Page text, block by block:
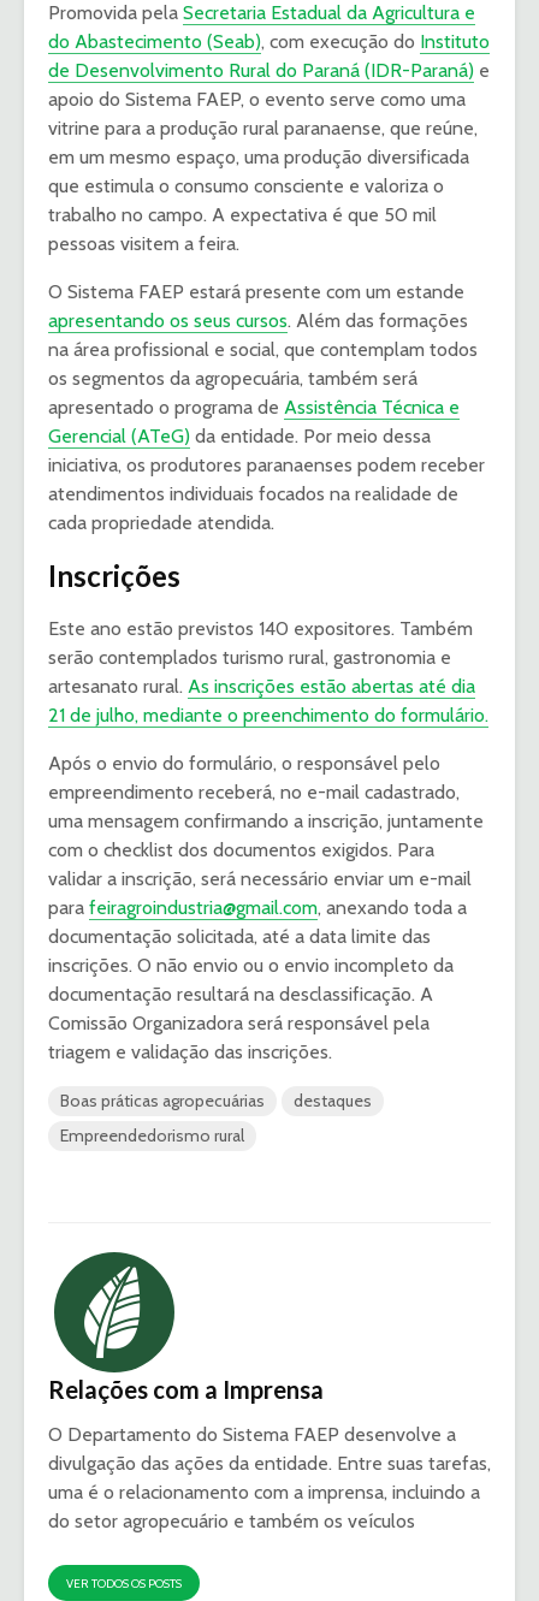
Promovida pela Secretaria Estadual da Agricultura e
do Abastecimento (Seab), com execução do Instituto
de Desenvolvimento Rural do Paraná (IDR-Paraná) e
apoio do Sistema FAEP, o evento serve como uma
vitrine para a produção rural paranaense, que reúne,
em um mesmo espaço, uma produção diversificada
que estimula o consumo consciente e valoriza o
trabalho no campo. A expectativa é que 50 mil
pessoas visitem a feira.
O Sistema FAEP estará presente com um estande
apresentando os seus cursos. Além das formações
na área profissional e social, que contemplam todos
os segmentos da agropecuária, também será
apresentado o programa de Assistência Técnica e
Gerencial (ATeG) da entidade. Por meio dessa
iniciativa, os produtores paranaenses podem receber
atendimentos individuais focados na realidade de
cada propriedade atendida.
Inscrições
Este ano estão previstos 140 expositores. Também
serão contemplados turismo rural, gastronomia e
artesanato rural. As inscrições estão abertas até dia
21 de julho, mediante o preenchimento do formulário.
Após o envio do formulário, o responsável pelo
empreendimento receberá, no e-mail cadastrado,
uma mensagem confirmando a inscrição, juntamente
com o checklist dos documentos exigidos. Para
validar a inscrição, será necessário enviar um e-mail
para feiragroindustria@gmail.com, anexando toda a
documentação solicitada, até a data limite das
inscrições. O não envio ou o envio incompleto da
documentação resultará na desclassificação. A
Comissão Organizadora será responsável pela
triagem e validação das inscrições.
Boas práticas agropecuárias
destaques
Empreendedorismo rural
Relações com a Imprensa
O Departamento do Sistema FAEP desenvolve a
divulgação das ações da entidade. Entre suas tarefas,
uma é o relacionamento com a imprensa, incluindo a
do setor agropecuário e também os veículos
VER TODOS OS POSTS